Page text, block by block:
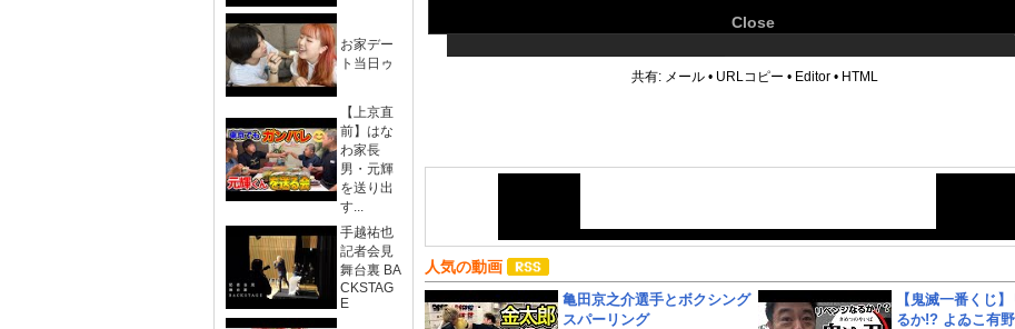
お家デー
ト当日ゥ
【上京直
前】はな
わ家長
男・元輝
を送り出
す...
手越祐也
記者会見
舞台裏 BA
CKSTAG
E
Close
共有: メール • URLコピー • Editor • HTML
人気の動画
亀田京之介選手とボクシング
スパーリング
【鬼滅一番くじ
るか!? よゐこ有